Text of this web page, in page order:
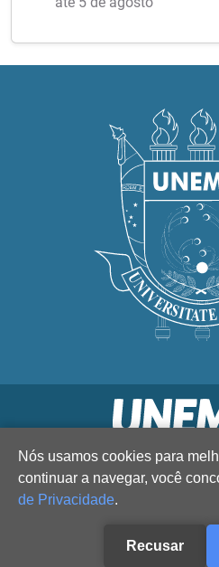
Nós usamos cookies para
continuar a navegar, você
de Privacidade.
Recusar